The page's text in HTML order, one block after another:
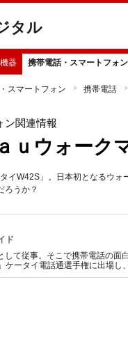
タル
器 携帯電話・スマートフォン
スマートフォン 携帯電話
ン関連情報
ｕウォーク
イW42S」。日本初となるウ
ろうか？
ド
して従事。そこで携帯電話の
ケータイ電話通選手権に出場
、テレビや雑誌など、さまざま